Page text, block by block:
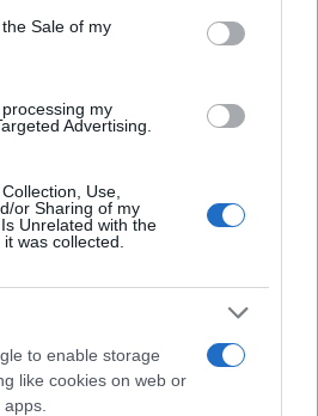
Sale of my
my
Advertising.
Use,
or Sharing of my
Unrelated with the
was collected.
to enable storage
like cookies on web or
le batterie per le
auto
ambientale che
all’abuso delle
mondo, alla partita
che si gioca attorno a un
tuffata – e certo non in virtù
per la “casa
Xi Jinping.
PAGINA
SUCCESSIVA